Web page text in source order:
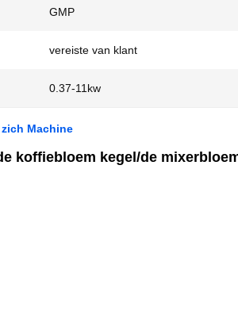
GMP
vereiste van klant
0.37-11kw
Machine
koffiebloem kegel/de